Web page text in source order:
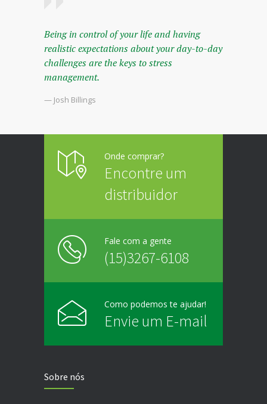
Being in control of your life and having
realistic expectations about your day-to-day
challenges are the keys to stress
management.
— Josh Billings
Onde comprar?
Encontre um
distribuidor
Fale com a gente
(15)3267-6108
Como podemos te ajudar!
Envie um E-mail
Sobre nós